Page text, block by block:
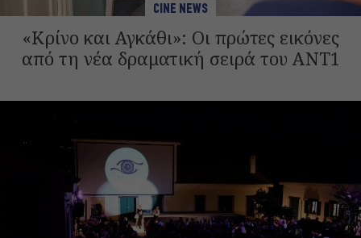
CINE NEWS
«Κρίνο και Αγκάθι»: Οι πρώτες εικόνες
από τη νέα δραματική σειρά του ANT1